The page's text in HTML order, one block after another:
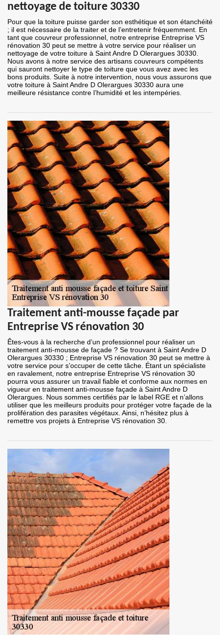
nettoyage de toiture 30330
Pour que la toiture puisse garder son esthétique et son étanchéité
; il est nécessaire de la traiter et de l’entretenir fréquemment. En
tant que couvreur professionnel, notre entreprise Entreprise VS
rénovation 30 peut se mettre à votre service pour réaliser un
nettoyage de votre toiture à Saint Andre D Olerargues 30330.
Nous avons à notre service des artisans couvreurs compétents
qui sauront nettoyer le type de toiture que vous avez avec les
bons produits. Suite à notre intervention, nous vous assurons que
votre toiture à Saint Andre D Olerargues 30330 aura une
meilleure résistance contre l’humidité et les intempéries.
Traitement anti-mousse façade par
Entreprise VS rénovation 30
Êtes-vous à la recherche d’un professionnel pour réaliser un
traitement anti-mousse de façade ? Se trouvant à Saint Andre D
Olerargues 30330 ; Entreprise VS rénovation 30 peut se mettre à
votre service pour s’occuper de cette tâche. Étant un spécialiste
en ravalement, notre entreprise Entreprise VS rénovation 30
pourra vous assurer un travail fiable et conforme aux normes en
vigueur en traitement anti-mousse façade à Saint Andre D
Olerargues. Nous sommes certifiés par le label RGE et n’allons
utiliser que les meilleurs produits pour protéger votre façade de la
prolifération des parasites végétaux. Ainsi, n’hésitez plus à
remettre vos projets à Entreprise VS rénovation 30.